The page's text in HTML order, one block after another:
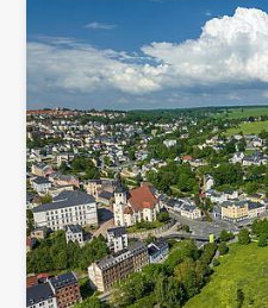
Ergebnisse
Ihrer
Filtereinstellung